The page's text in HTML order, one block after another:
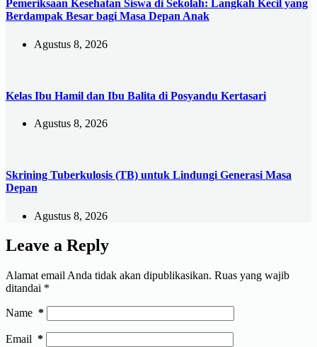
Pemeriksaan Kesehatan Siswa di Sekolah: Langkah Kecil yang
Berdampak Besar bagi Masa Depan Anak
Agustus 8, 2026
Kelas Ibu Hamil dan Ibu Balita di Posyandu Kertasari
Agustus 8, 2026
Skrining Tuberkulosis (TB) untuk Lindungi Generasi Masa
Depan
Agustus 8, 2026
Leave a Reply
Alamat email Anda tidak akan dipublikasikan. Ruas yang wajib
ditandai *
Name *
Email *